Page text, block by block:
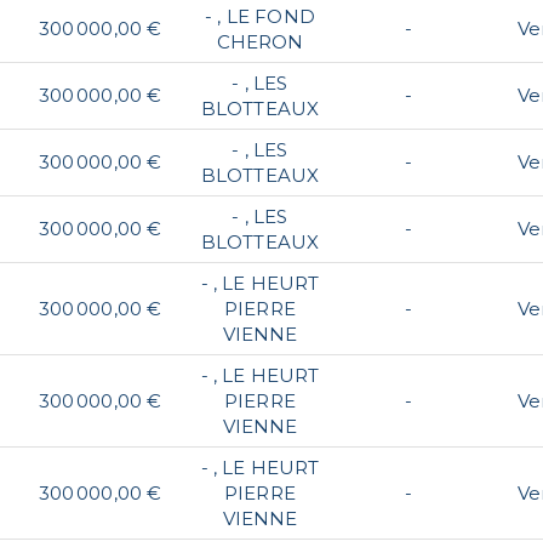
300 000,00 €
- , LE FOND
CHERON
-
300 000,00 €
- , LES
BLOTTEAUX
-
300 000,00 €
- , LES
BLOTTEAUX
-
300 000,00 €
- , LES
BLOTTEAUX
-
300 000,00 €
- , LE HEURT
PIERRE
VIENNE
-
300 000,00 €
- , LE HEURT
PIERRE
VIENNE
-
300 000,00 €
- , LE HEURT
PIERRE
VIENNE
-